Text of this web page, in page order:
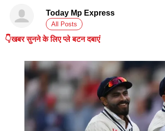
Today Mp Express
All Posts
👇खबर सुनने के लिए प्ले बटन दबाएं